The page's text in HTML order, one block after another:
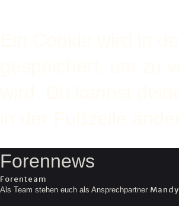
Forennews
Forenteam
Als Team stehen euch als Ansprechpartner Mandy